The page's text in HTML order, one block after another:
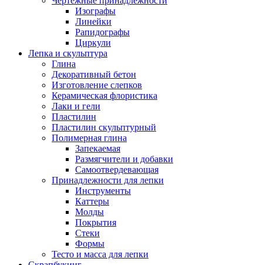
Изографы
Линейки
Рапидографы
Циркули
Лепка и скульптура
Глина
Декоративный бетон
Изготовление слепков
Керамическая флористика
Лаки и гели
Пластилин
Пластилин скульптурный
Полимерная глина
Запекаемая
Размягчители и добавки
Самоотвердевающая
Принадлежности для лепки
Инструменты
Каттеры
Молды
Покрытия
Стеки
Формы
Тесто и масса для лепки